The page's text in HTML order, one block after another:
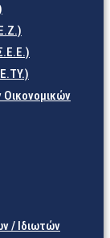
/ Ιδιωτών